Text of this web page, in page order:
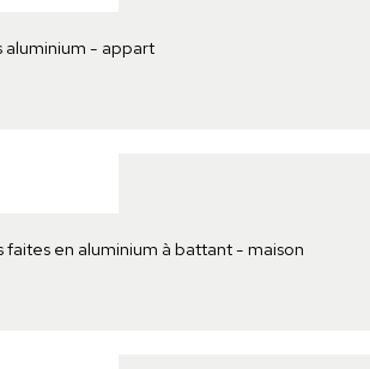
- appart
en aluminium à battant - maison